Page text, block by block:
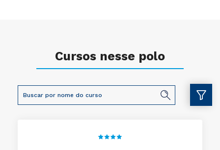
Cursos nesse polo